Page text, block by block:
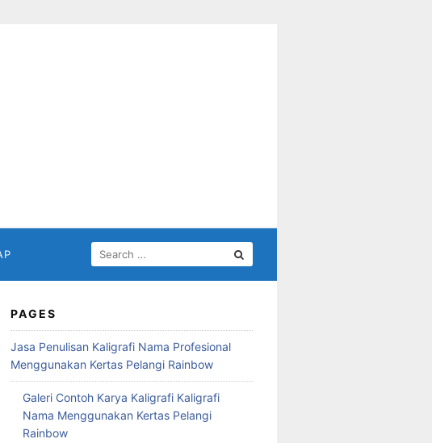
SEARCH
FOR:
PAGES
Jasa Penulisan Kaligrafi Nama Profesional
Menggunakan Kertas Pelangi Rainbow
Galeri Contoh Karya Kaligrafi Kaligrafi
Nama Menggunakan Kertas Pelangi
Rainbow